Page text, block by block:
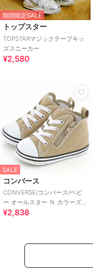
期間限定SALE
トップスター
TOPSTARマジックテープキッ
ズスニーカー
¥2,580
SALE
コンバース
CONVERSE/コンバース/ベビ
ー オールスター Ｎ カラーズ
Ｚ
¥2,838